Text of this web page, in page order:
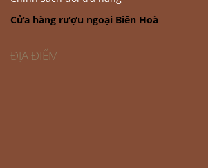
Cửa hàng rượu ngoại Biên Hoà
ĐỊA ĐIỂM